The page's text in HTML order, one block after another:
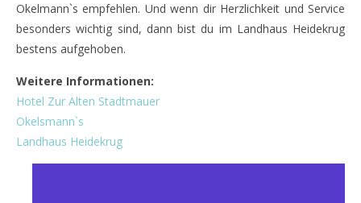
Okelmann`s empfehlen. Und wenn dir Herzlichkeit und Service
besonders wichtig sind, dann bist du im Landhaus Heidekrug
bestens aufgehoben.
Weitere Informationen:
Hotel Zur Alten Stadtmauer
Okelsmann`s
Landhaus Heidekrug